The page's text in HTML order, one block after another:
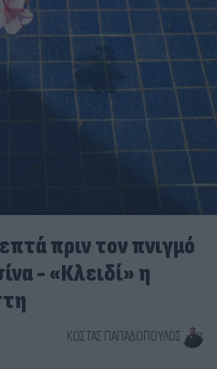
πριν τον πνιγμό
- «Κλειδί» η
ΚΏΣΤΑΣ ΠΑΠΑΔΌΠΟΥΛΟΣ